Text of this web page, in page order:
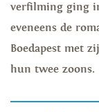
verfilming ging
eveneens de
Boedapest met
hun twee zoons.